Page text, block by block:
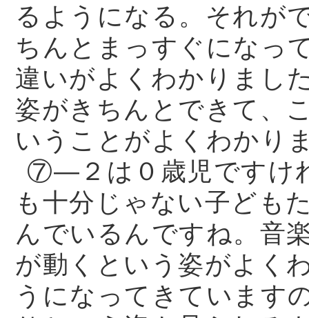
るようになる。それが
ちんとまっすぐになっ
違いがよくわかりまし
姿がきちんとできて、
いうことがよくわかり
⑦—２は０歳児ですけ
も十分じゃない子ども
んでいるんですね。音
が動くという姿がよく
うになってきています